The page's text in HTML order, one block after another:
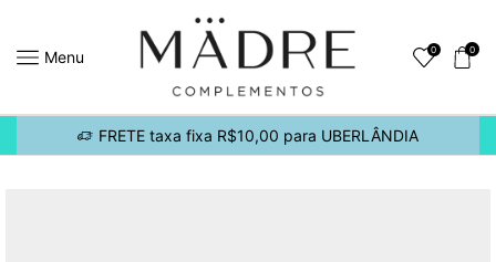
Menu 0 0
FRETE taxa fixa R$10,00 para UBERLÂNDIA